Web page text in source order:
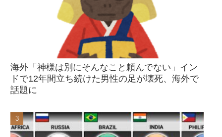
海外「神様は別にそんなこと頼んでない」イン
ドで12年間立ち続けた男性の足が壊死、海外で
話題に